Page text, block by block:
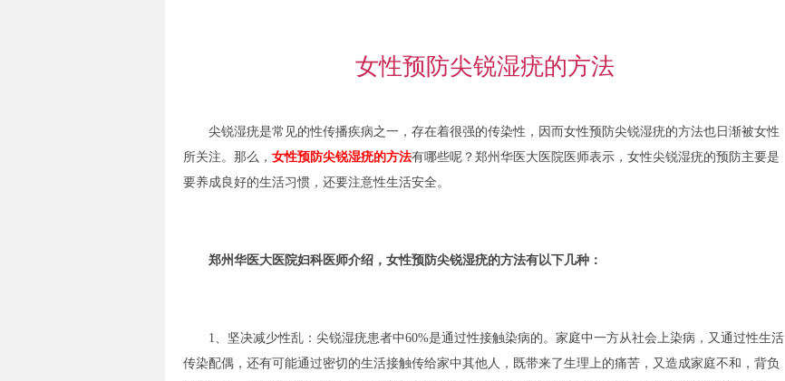
女性预防尖锐湿疣的方法
尖锐湿疣是常见的性传播疾病之一，存在着很强的传染性，因而女性预防尖锐湿疣的方法也日渐被女性
所关注。那么， 女性预防尖锐湿疣的方法有哪些呢？郑州华医大医院医师表示，女性尖锐湿疣的预防主要是
要养成良好的生活习惯，还要注意性生活安全。
郑州华医大医院妇科医师介绍，女性预防尖锐湿疣的方法有以下几种：
1、坚决减少性乱：尖锐湿疣患者中60%是通过性接触染病的。家庭中一方从社会上染病，又通过性生活
传染配偶，还有可能通过密切的生活接触传给家中其他人，既带来了生理上的痛苦，又造成家庭不和，背负